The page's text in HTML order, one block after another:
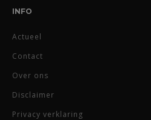
INFO
Actueel
Contact
Over ons
Disclaimer
Privacy verklaring